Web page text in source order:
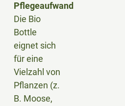
Pflegeaufwand
Die Bio
Bottle
eignet sich
für eine
Vielzahl von
Pflanzen (z.
B. Moose,